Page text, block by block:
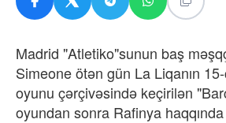
Madrid "Atletiko"sunun baş
Simeone ötən gün La Liqanın 15-
oyunu çərçivəsində keçirilən
oyundan sonra Rafinya